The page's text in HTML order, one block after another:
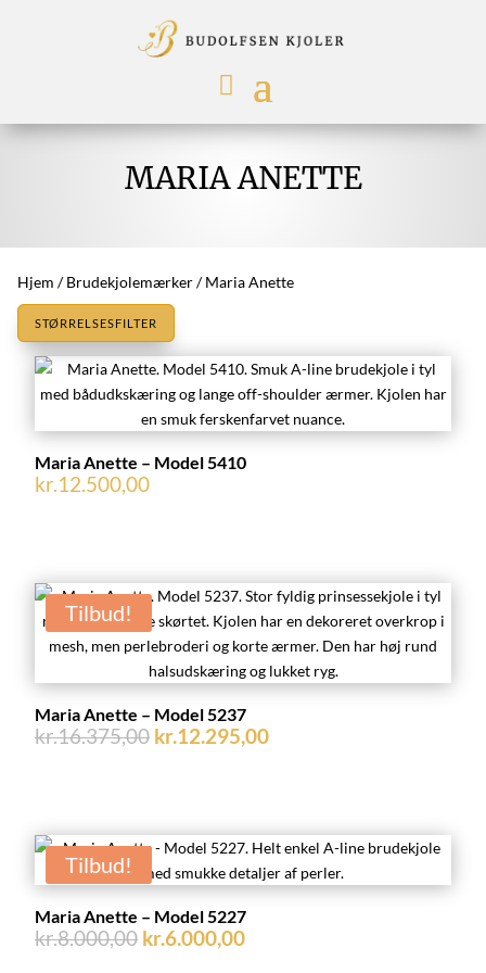
MARIA ANETTE
Hjem /Brudekjolemærker/ Maria Anette
STØRRELSESFILTER
Maria Anette – Model 5410
kr.12.500,00
Tilbud!
Maria Anette – Model 5237
kr.16.375,00 Den
kr.16.375,00.
kr.12.295,00Den
kr.12.295,00.
Tilbud!
Maria Anette – Model 5227
kr.8.000,00 Den
kr.6.000,00Den